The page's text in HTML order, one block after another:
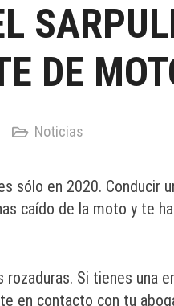
DE
Noticias
sólo en 2020. Conducir
caído de la moto y te
Si tienes una
en contacto con tu